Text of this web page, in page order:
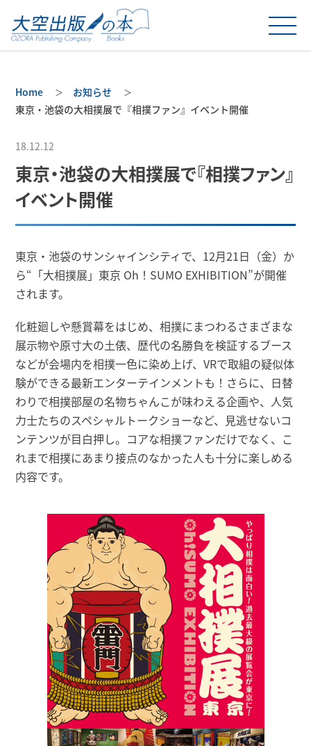
Home
お知らせ
東京・池袋の大相撲展で『相撲ファン』イベント開催
18.12.12
東京・池袋の大相撲展で『相撲ファン』
イベント開催
東京・池袋のサンシャインシティで、12月21日（金）か
ら“「大相撲展」東京 Oh！SUMO EXHIBITION”が開催
されます。
化粧廻しや懸賞幕をはじめ、相撲にまつわるさまざまな
展示物や原寸大の土俵、歴代の名勝負を検証するブース
などが会場内を相撲一色に染め上げ、VRで取組の疑似体
験ができる最新エンターテインメントも！さらに、日替
わりで相撲部屋の名物ちゃんこが味わえる企画や、人気
力士たちのスペシャルトークショーなど、見逃せないコ
ンテンツが目白押し。コアな相撲ファンだけでなく、こ
れまで相撲にあまり接点のなかった人も十分に楽しめる
内容です。